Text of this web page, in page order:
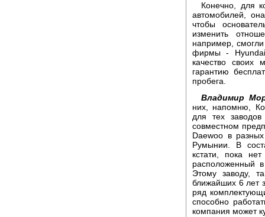
Конечно, для
автомобилей,
чтобы
изменить
например,
фирмы -
качество
гарантию
пробега.
Владимир
них, напомню,
для тех
совместном
Daewoo в
Румынии. В
кстати, пока
расположенный
Этому заводу,
ближайших 6 лет
ряд
способно
компания может